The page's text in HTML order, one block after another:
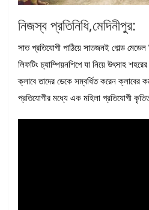
নিজস্ব প্রতিনিধি,মেদিনীপুর:
সাত প্রতিযোগী পাঠিয়ে সাতজনই গোল্ড
লিফটিং চ্যাম্পিয়নশিপে যা নিয়ে উৎসাহ
ক্লাবে তাদের ডেকে সম্বর্ধিত করেন ক্লাবের
প্রতিযোগীর মধ্যে এক মহিলা প্রতিযোগী